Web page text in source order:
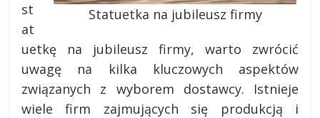
Statuetka na jubileusz firmy
st
at
uetkę na jubileusz firmy, warto zwrócić
uwagę na kilka kluczowych aspektów
związanych z wyborem dostawcy. Istnieje
wiele firm zajmujących się produkcją i